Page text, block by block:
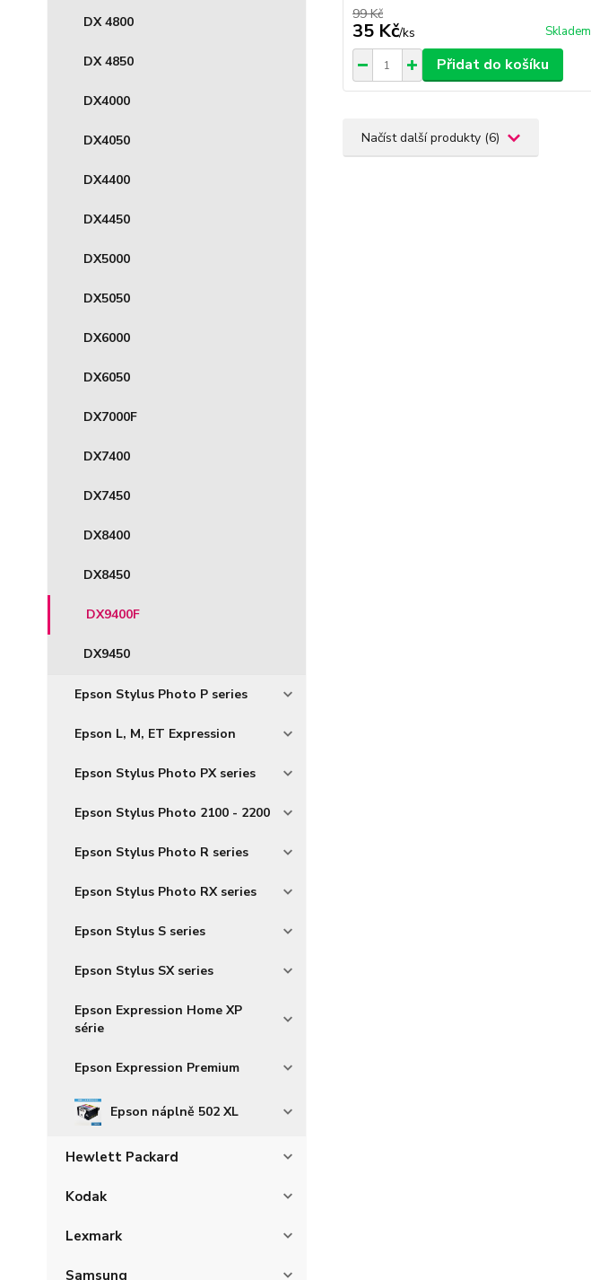
DX 4800
DX 4850
DX4000
DX4050
DX4400
DX4450
DX5000
DX5050
DX6000
DX6050
DX7000F
DX7400
DX7450
DX8400
DX8450
DX9400F
DX9450
Epson Stylus Photo P series
Epson L, M, ET Expression
Epson Stylus Photo PX series
Epson Stylus Photo 2100 - 2200
Epson Stylus Photo R series
Epson Stylus Photo RX series
Epson Stylus S series
Epson Stylus SX series
Epson Expression Home XP
série
Epson Expression Premium
Epson náplně 502 XL
Hewlett Packard
Kodak
Lexmark
Samsung
99 Kč
35 Kč/ks Skladem
Přidat do košíku
Načíst další produkty (6)